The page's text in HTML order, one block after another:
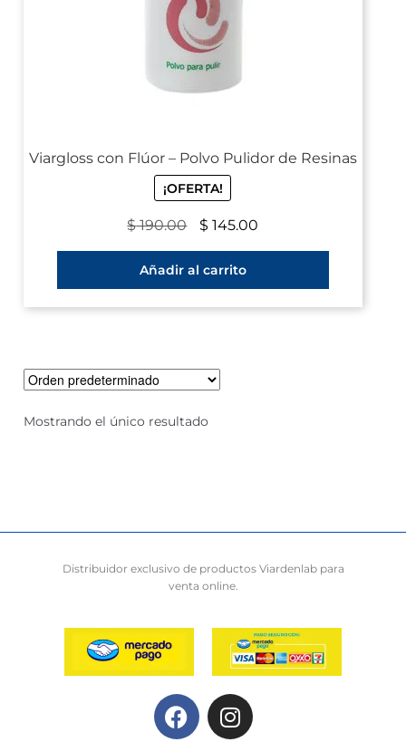
Viargloss con Flúor – Polvo Pulidor de Resinas
¡OFERTA!
$190.00 $ 145.00
Añadir al carrito
Mostrando el único resultado
Distribuidor exclusivo de productos Viardenlab para
venta online.